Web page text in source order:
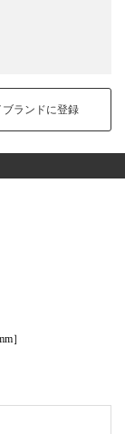
ブランドに登録
］